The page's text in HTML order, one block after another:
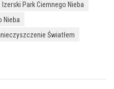
Izerski Park Ciemnego Nieba
Nieba
Światłem